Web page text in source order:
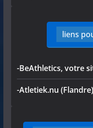
liens
-BeAthletics, votre
-Atletiek.nu (Flandre)